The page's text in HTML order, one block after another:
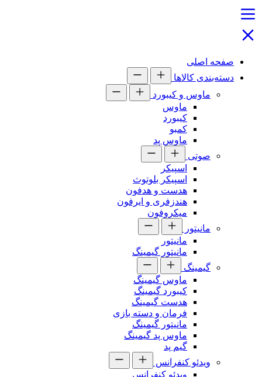
صفحه اصلی
دسته‌بندی کالاها
ماوس و کیبورد
ماوس
کیبورد
کمبو
ماوس پد
صوتی
اسپیکر
اسپیکر بلوتوث
هدست و هدفون
هندزفری و ایرفون
میکروفون
مانیتور
مانیتور
مانیتور گیمینگ
گیمینگ
ماوس گیمینگ
کیبورد گیمینگ
هدست گیمینگ
فرمان و دسته بازی
مانیتور گیمینگ
ماوس پد گیمینگ
گیم پد
ویدئو کنفرانس
ویدئو کنفرانس